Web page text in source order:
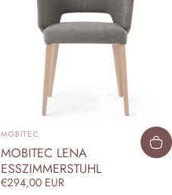
ANBIETER:
MOBITEC
MOBITEC LENA
ESSZIMMERSTUHL
€294,00 EUR